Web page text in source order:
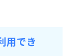
用でき